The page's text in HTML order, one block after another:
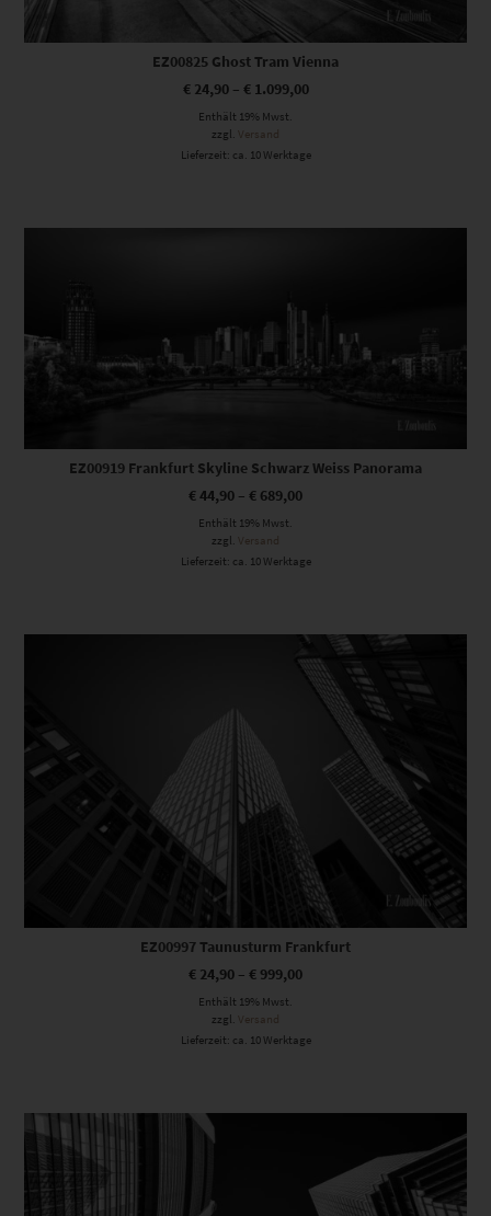
EZ00825 Ghost Tram Vienna
€24,90– €1.099,00
Enthält 19% Mwst.
zzgl. Versand
Lieferzeit: ca. 10 Werktage
Dieses Produkt weist mehrere Varianten auf. Die Optionen können auf der Produktseite gewählt werden
EZ00919 Frankfurt Skyline Schwarz Weiss Panorama
€44,90 – € 689,00
Enthält 19% Mwst.
zzgl. Versand
Lieferzeit: ca. 10 Werktage
Dieses Produkt weist mehrere Varianten auf. Die Optionen können auf der Produktseite gewählt werden
EZ00997 Taunusturm Frankfurt
€ 24,90 – € 999,00
Enthält 19% Mwst.
zzgl. Versand
Lieferzeit: ca. 10 Werktage
Dieses Produkt weist mehrere Varianten auf. Die Optionen können auf der Produktseite gewählt werden